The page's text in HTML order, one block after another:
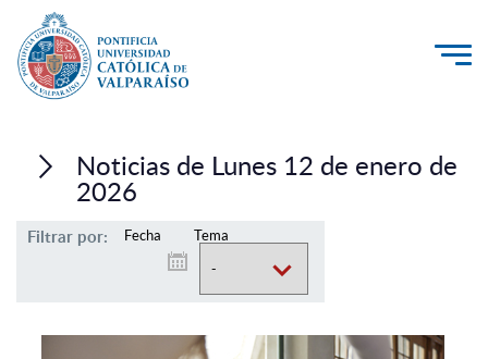
Investigación, Creación e Innovación
Vinculación con el Medio
Admisión
Noticias de Lunes 12 de enero de
2026
Filtrar por: Fecha Tema